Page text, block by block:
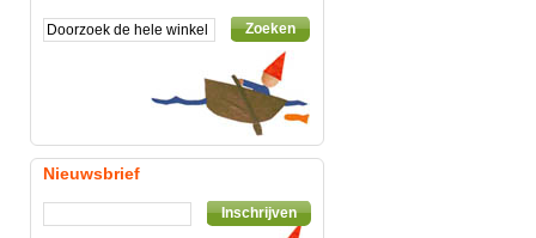
Zoeken
Nieuwsbrief
Inschrijven